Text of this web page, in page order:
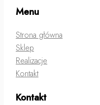
Menu
Strona główna
Sklep
Realizacje
Kontakt
Kontakt